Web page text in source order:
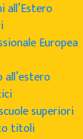
all’Estero
Europea
all’estero
superiori
titoli